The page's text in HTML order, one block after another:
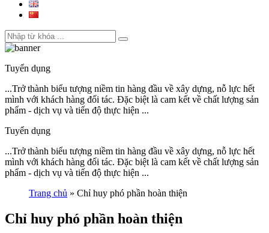
Tuyển dụng
...Trở thành biểu tượng niềm tin hàng đầu về xây dựng, nỗ lực hết
mình với khách hàng đối tác. Đặc biệt là cam kết về chất lượng sản
phẩm - dịch vụ và tiến độ thực hiện ...
Tuyển dụng
...Trở thành biểu tượng niềm tin hàng đầu về xây dựng, nỗ lực hết
mình với khách hàng đối tác. Đặc biệt là cam kết về chất lượng sản
phẩm - dịch vụ và tiến độ thực hiện ...
Trang chủ » Chỉ huy phó phần hoàn thiện
Chỉ huy phó phần hoàn thiện